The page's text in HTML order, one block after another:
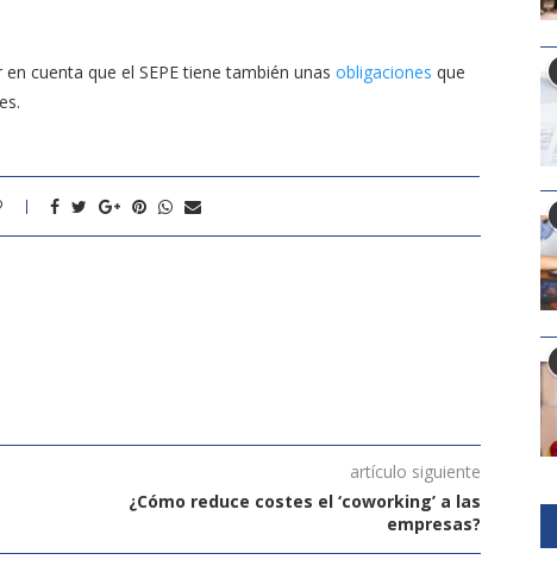
cuenta que el SEPE tiene también unas obligaciones que
artículo siguiente
¿Cómo reduce costes el ‘coworking’ a las
empresas?